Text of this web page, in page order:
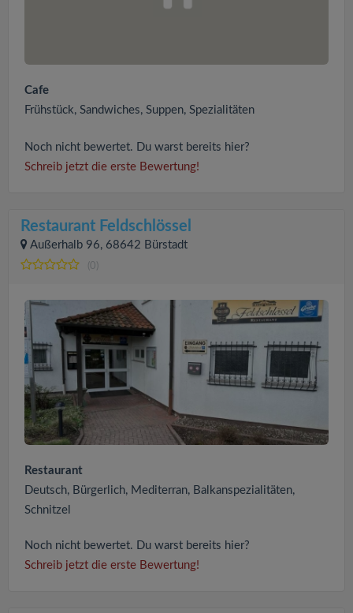
Cafe
Frühstück, Sandwiches, Suppen, Spezialitäten
Noch nicht bewertet. Du warst bereits hier?
Schreib jetzt die erste Bewertung!
Restaurant Feldschlössel
Außerhalb 96, 68642 Bürstadt
(0)
Restaurant
Deutsch, Bürgerlich, Mediterran, Balkanspezialitäten,
Schnitzel
Noch nicht bewertet. Du warst bereits hier?
Schreib jetzt die erste Bewertung!